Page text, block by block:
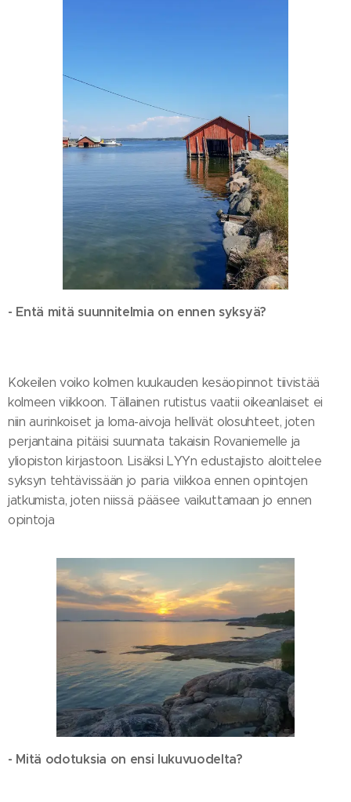
- Entä mitä suunnitelmia on ennen syksyä?
Kokeilen voiko kolmen kuukauden kesäopinnot tiivistää
kolmeen viikkoon. Tällainen rutistus vaatii oikeanlaiset ei
niin aurinkoiset ja loma-aivoja hellivät olosuhteet, joten
perjantaina pitäisi suunnata takaisin Rovaniemelle ja
yliopiston kirjastoon. Lisäksi LYYn edustajisto aloittelee
syksyn tehtävissään jo paria viikkoa ennen opintojen
jatkumista, joten niissä pääsee vaikuttamaan jo ennen
opintoja
- Mitä odotuksia on ensi lukuvuodelta?